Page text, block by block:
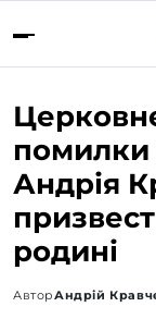
помилки
Андрія
родині
АвторАндрій